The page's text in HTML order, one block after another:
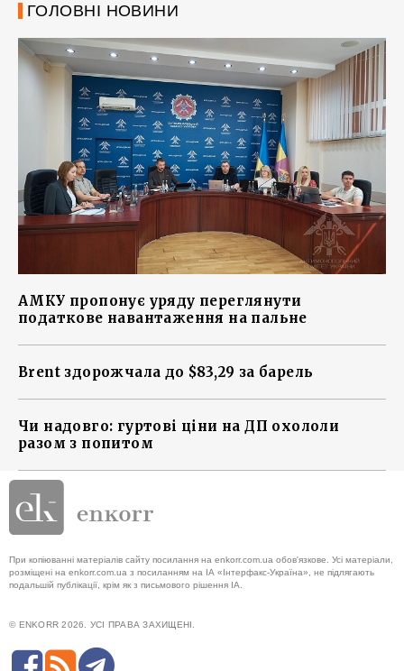
ГОЛОВНІ НОВИНИ
АМКУ пропонує уряду переглянути
податкове навантаження на пальне
Brent здорожчала до $83,29 за барель
Чи надовго: гуртові ціни на ДП охололи
разом з попитом
При копіюванні матеріалів сайту посилання на enkorr.com.ua обов'язкове. Усі матеріали,
розміщені на enkorr.com.ua з посиланням на ІА «Інтерфакс-Україна», не підлягають
подальшій публікації, крім як з письмового рішення ІА.
© ENKORR 2026. УСІ ПРАВА ЗАХИЩЕНІ.